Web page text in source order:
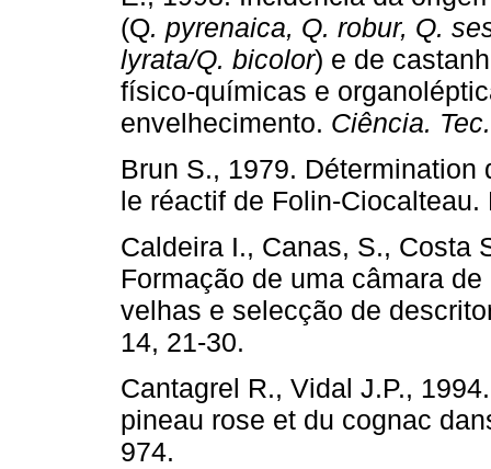
(Q. pyrenaica, Q. robur, Q.
lyrata/Q. bicolor) e de
físico-químicas e
envelhecimento. Ciência.
Brun S., 1979.
le réactif de Folin-Ciocalteau.
Caldeira I., Canas, S., Costa
Formação de uma câmara
velhas e selecção de
14, 21-30.
Cantagrel R., Vidal J.P.,
pineau rose et du cognac
974.